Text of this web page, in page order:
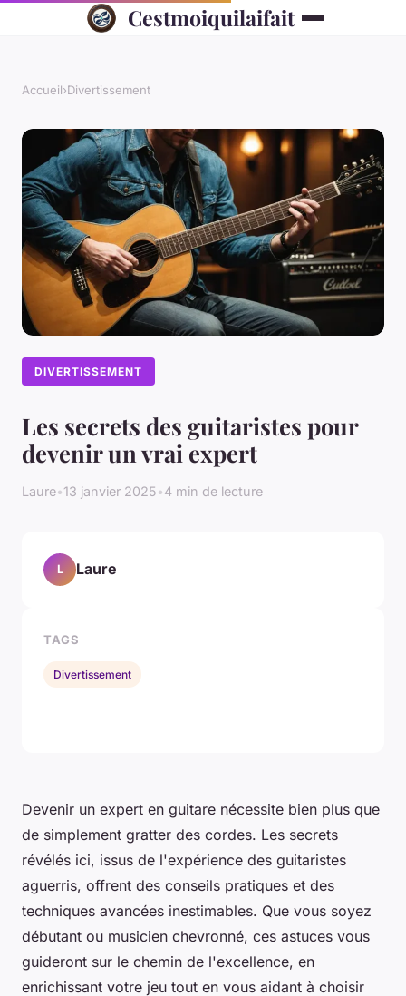
Cestmoiquilaifait
Accueil›Divertissement
DIVERTISSEMENT
Les secrets des guitaristes pour
devenir un vrai expert
Laure•13 janvier 2025•4 min de lecture
Devenir un expert en guitare nécessite bien plus que
de simplement gratter des cordes. Les secrets
révélés ici, issus de l'expérience des guitaristes
aguerris, offrent des conseils pratiques et des
techniques avancées inestimables. Que vous soyez
débutant ou musicien chevronné, ces astuces vous
guideront sur le chemin de l'excellence, en
enrichissant votre jeu tout en vous aidant à choisir
L Laure
TAGS
Divertissement